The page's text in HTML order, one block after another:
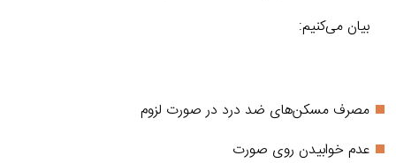
بیان می‌کنیم:
مصرف مسکن‌های ضد درد در صورت لزوم
عدم خوابیدن روی صورت